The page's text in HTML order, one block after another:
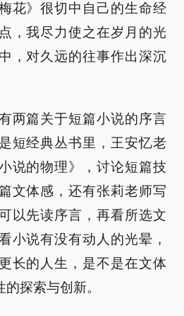
花》很切中自己的生命经
，我尽力使之在岁月的光
，对久远的往事作出深沉
两篇关于短篇小说的序言
短经典丛书里，王安忆老
说的物理》，讨论短篇技
文体感，还有张莉老师写
以先读序言，再看所选文
小说有没有动人的光晕，
长的人生，是不是在文体
探索与创新。